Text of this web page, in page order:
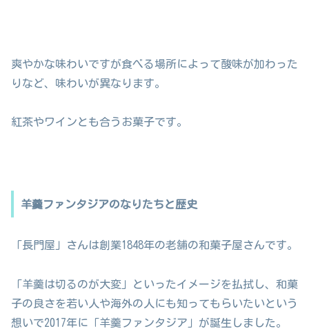
爽やかな味わいですが食べる場所によって酸味が加わった
りなど、味わいが異なります。
紅茶やワインとも合うお菓子です。
羊羹ファンタジアのなりたちと歴史
「長門屋」さんは創業1848年の老舗の和菓子屋さんです。
「羊羹は切るのが大変」といったイメージを払拭し、和菓
子の良さを若い人や海外の人にも知ってもらいたいという
想いで2017年に「羊羹ファンタジア」が誕生しました。